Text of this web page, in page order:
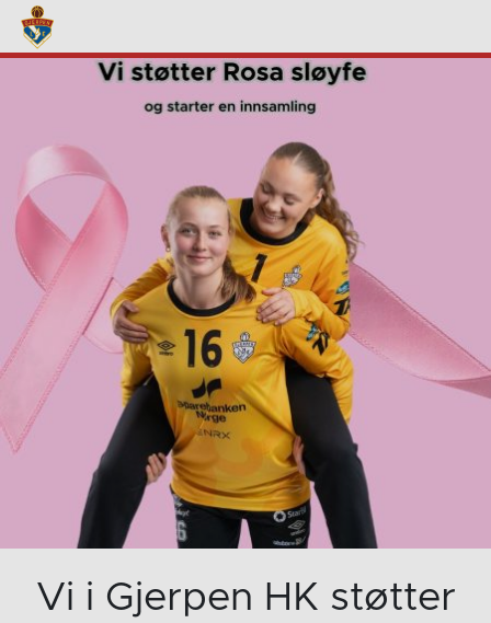
Vi i Gjerpen HK støtter